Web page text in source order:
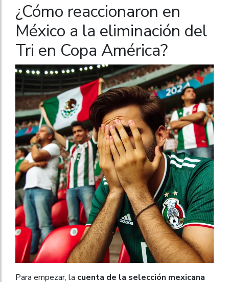
¿Cómo reaccionaron en
México a la eliminación del
Tri en Copa América?
Para empezar, la cuenta de la selección mexicana